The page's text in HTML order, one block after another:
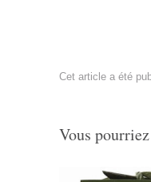
Cet article a été
Vous